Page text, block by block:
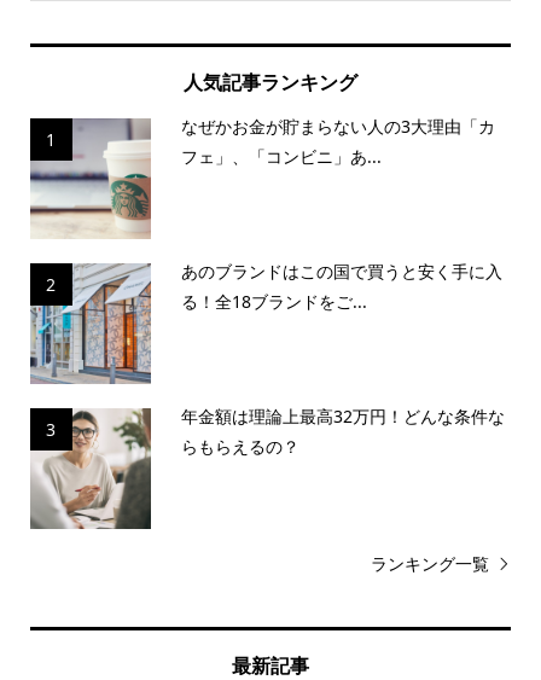
人気記事ランキング
1
なぜかお金が貯まらない人の3大理由「カ
フェ」、「コンビニ」あ...
2
あのブランドはこの国で買うと安く手に入
る！全18ブランドをご...
3
年金額は理論上最高32万円！どんな条件な
らもらえるの？
ランキング一覧
最新記事